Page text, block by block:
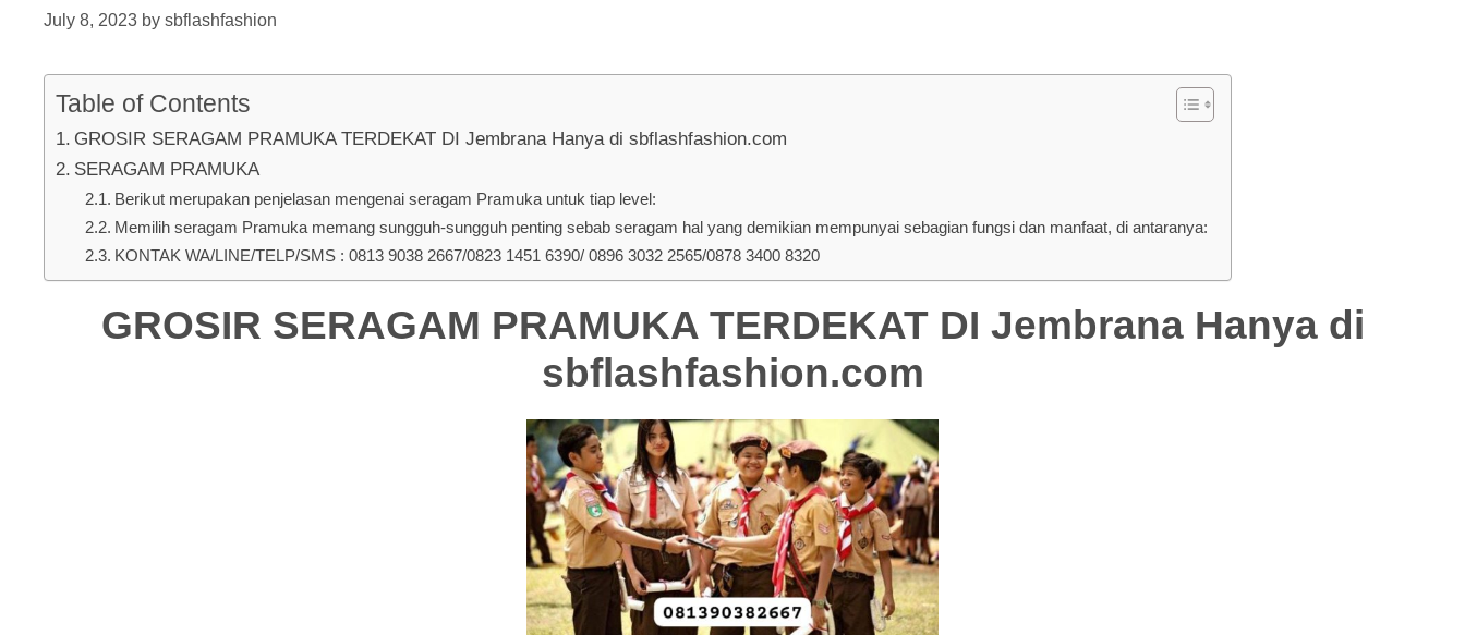
July 8, 2023 by sbflashfashion
Table of Contents
GROSIR SERAGAM PRAMUKA TERDEKAT DI Jembrana Hanya di sbflashfashion.com
SERAGAM PRAMUKA
Berikut merupakan penjelasan mengenai seragam Pramuka untuk tiap level:
Memilih seragam Pramuka memang sungguh-sungguh penting sebab seragam hal yang demikian mempunyai sebagian fungsi dan manfaat, di antaranya:
KONTAK WA/LINE/TELP/SMS : 0813 9038 2667/0823 1451 6390/ 0896 3032 2565/0878 3400 8320
GROSIR SERAGAM PRAMUKA TERDEKAT DI Jembrana Hanya di
sbflashfashion.com